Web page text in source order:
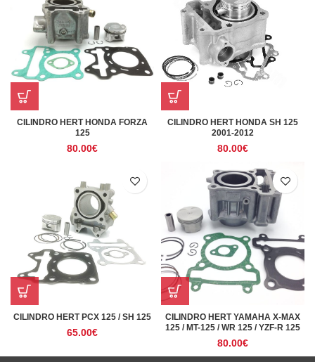
CILINDRO HERT HONDA FORZA
125
80.00€
CILINDRO HERT HONDA SH 125
2001-2012
80.00€
CILINDRO HERT PCX 125 / SH 125
65.00€
CILINDRO HERT YAMAHA X-MAX
125 / MT-125 / WR 125 / YZF-R 125
80.00€